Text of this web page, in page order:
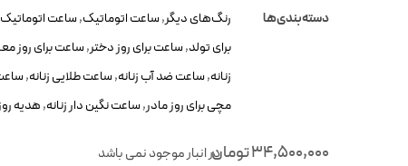
دسته‌بندی‌ها
رنگ‌های دیگر,ساعت اتوماتیک,ساعت اتوماتیک
برای تولد,ساعت برای روز دختر,ساعت برای روز
زنانه,ساعت ضد آب زنانه,ساعت طلایی زنانه,
مچی برای روز مادر,ساعت نگین دار زنانه,هدیه
34,500,000توماندر انبار موجود نمی باشد